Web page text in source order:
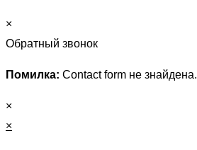
×
Обратный звонок
Помилка: Contact form не знайдена.
×
×